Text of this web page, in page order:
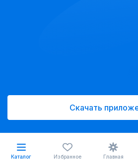
Скачать
Каталог Избранное Главная